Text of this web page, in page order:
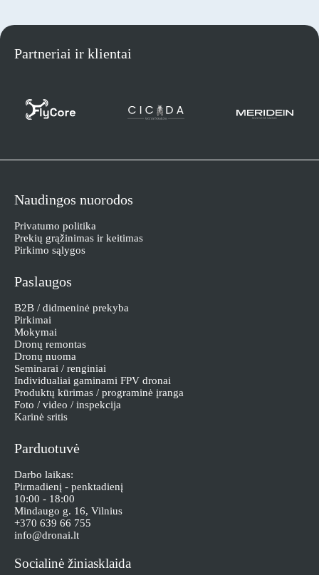
Partneriai ir klientai
Naudingos nuorodos
Privatumo politika
Prekių grąžinimas ir keitimas
Pirkimo sąlygos
Paslaugos
B2B / didmeninė prekyba
Pirkimai
Mokymai
Dronų remontas
Dronų nuoma
Seminarai / renginiai
Individualiai gaminami FPV dronai
Produktų kūrimas / programinė įranga
Foto / video / inspekcija
Karinė sritis
Parduotuvė
Darbo laikas:
Pirmadienį - penktadienį
10:00 - 18:00
Mindaugo g. 16, Vilnius
+370 639 66 755
info@dronai.lt
Socialinė žiniasklaida